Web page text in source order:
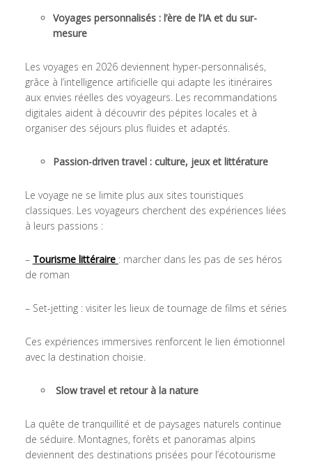
Voyages personnalisés : l’ère de l’IA et du sur-
mesure
Les voyages en 2026 deviennent hyper-personnalisés,
grâce à l’intelligence artificielle qui adapte les itinéraires
aux envies réelles des voyageurs. Les recommandations
digitales aident à découvrir des pépites locales et à
organiser des séjours plus fluides et adaptés.
Passion-driven travel : culture, jeux et littérature
Le voyage ne se limite plus aux sites touristiques
classiques. Les voyageurs cherchent des expériences liées
à leurs passions :
– Tourisme littéraire : marcher dans les pas de ses héros
de roman
– Set-jetting : visiter les lieux de tournage de films et séries
Ces expériences immersives renforcent le lien émotionnel
avec la destination choisie.
Slow travel et retour à la nature
La quête de tranquillité et de paysages naturels continue
de séduire. Montagnes, forêts et panoramas alpins
deviennent des destinations prisées pour l’écotourisme